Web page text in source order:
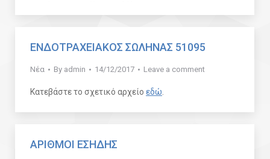
ΕΝΔΟΤΡΑΧΕΙΑΚΟΣ ΣΩΛΗΝΑΣ 51095
Νέα By admin 14/12/2017 Leave a comment
Κατεβάστε το σχετικό αρχείο εδώ
ΑΡΙΘΜΟΙ ΕΣΗΔΗΣ